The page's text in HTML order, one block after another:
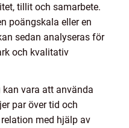
tillit och samarbete.
poängskala eller en
sedan analyseras för
och kvalitativ
vara att använda
par över tid och
med hjälp av